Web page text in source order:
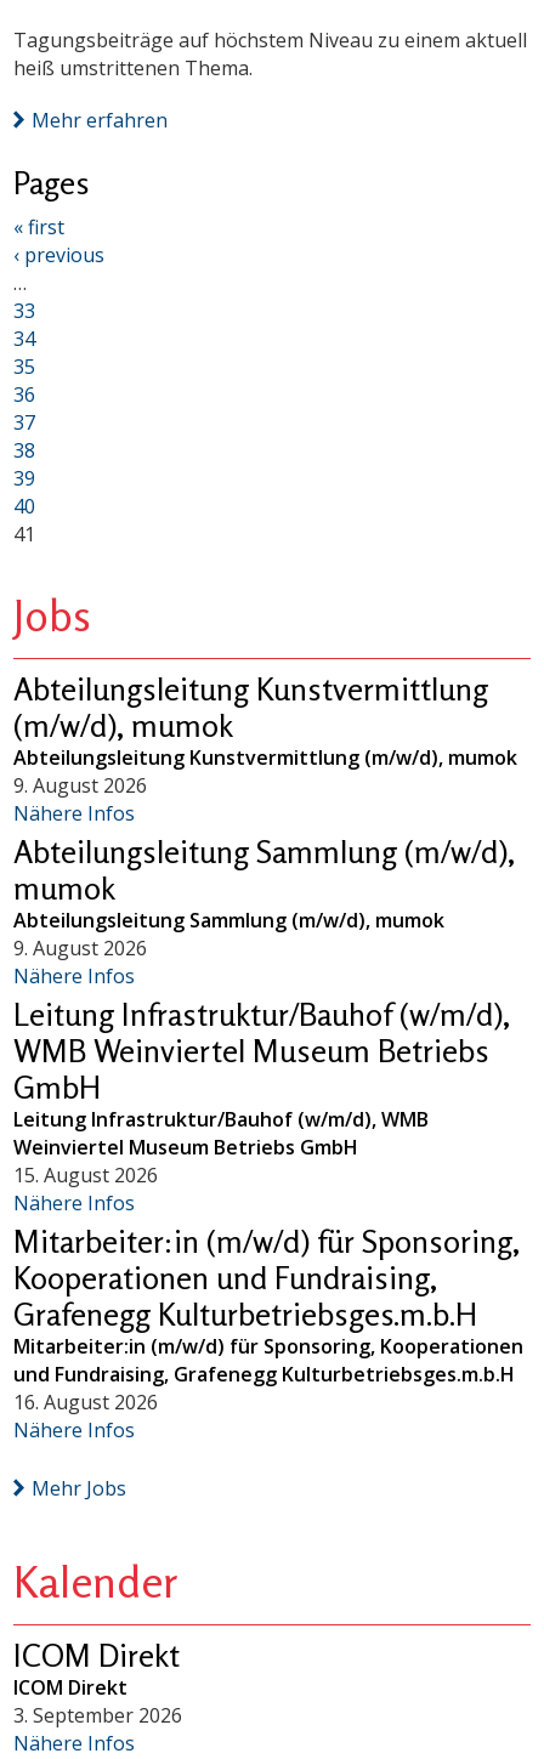
Tagungsbeiträge auf höchstem Niveau zu einem aktuell
heiß umstrittenen Thema.
Mehr erfahren
Pages
« first
‹ previous
…
33
34
35
36
37
38
39
40
41
Jobs
Abteilungsleitung Kunstvermittlung
(m/w/d), mumok
Abteilungsleitung Kunstvermittlung (m/w/d), mumok
9. August 2026
Nähere Infos
Abteilungsleitung Sammlung (m/w/d),
mumok
Abteilungsleitung Sammlung (m/w/d), mumok
9. August 2026
Nähere Infos
Leitung Infrastruktur/Bauhof (w/m/d),
WMB Weinviertel Museum Betriebs
GmbH
Leitung Infrastruktur/Bauhof (w/m/d), WMB
Weinviertel Museum Betriebs GmbH
15. August 2026
Nähere Infos
Mitarbeiter:in (m/w/d) für Sponsoring,
Kooperationen und Fundraising,
Grafenegg Kulturbetriebsges.m.b.H
Mitarbeiter:in (m/w/d) für Sponsoring, Kooperationen
und Fundraising, Grafenegg Kulturbetriebsges.m.b.H
16. August 2026
Nähere Infos
Mehr Jobs
Kalender
ICOM Direkt
ICOM Direkt
3. September 2026
Nähere Infos